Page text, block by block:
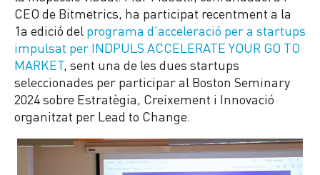
CEO de Bitmetrics, ha participat recentment a la
1a edició del programa d’acceleració per a startups
impulsat per INDPULS ACCELERATE YOUR GO TO
MARKET, sent una de les dues startups
seleccionades per participar al Boston Seminary
2024 sobre Estratègia, Creixement i Innovació
organitzat per Lead to Change.